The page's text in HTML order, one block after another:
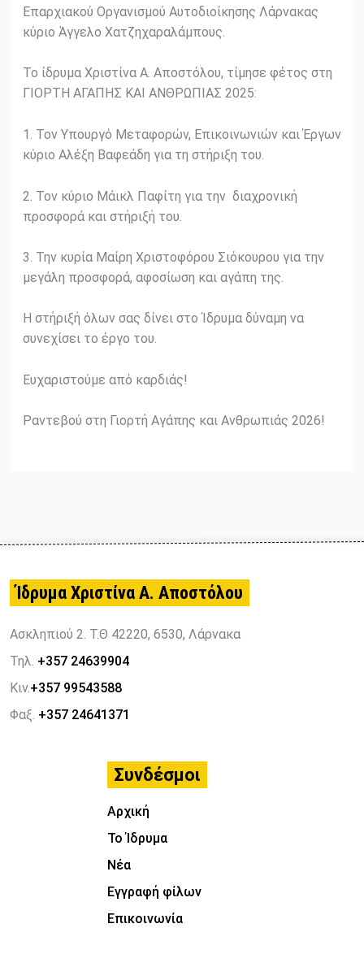
Επαρχιακού Οργανισμού Αυτοδιοίκησης Λάρνακας
κύριο Άγγελο Χατζηχαραλάμπους.
Το ίδρυμα Χριστίνα Α. Αποστόλου, τίμησε φέτος στη
ΓΙΟΡΤΗ ΑΓΑΠΗΣ ΚΑΙ ΑΝΘΡΩΠΙΑΣ 2025:
1. Τον Υπουργό Μεταφορών, Επικοινωνιών και Έργων
κύριο Αλέξη Βαφεάδη για τη στήριξη του.
2. Τον κύριο Μάικλ Παφίτη για την διαχρονική
προσφορά και στήριξή του.
3. Την κυρία Μαίρη Χριστοφόρου Σιόκουρου για την
μεγάλη προσφορά, αφοσίωση και αγάπη της.
Η στήριξή όλων σας δίνει στο Ίδρυμα δύναμη να
συνεχίσει το έργο του.
Ευχαριστούμε από καρδιάς!
Ραντεβού στη Γιορτή Αγάπης και Ανθρωπιάς 2026!
Ίδρυμα Χριστίνα Α. Αποστόλου
Ασκληπιού 2. Τ.Θ 42220, 6530, Λάρνακα
Τηλ. +357 24639904
Κιν.+357 99543588
Φαξ. +357 24641371
Συνδέσμοι
Αρχική
Το Ίδρυμα
Νέα
Εγγραφή φίλων
Επικοινωνία